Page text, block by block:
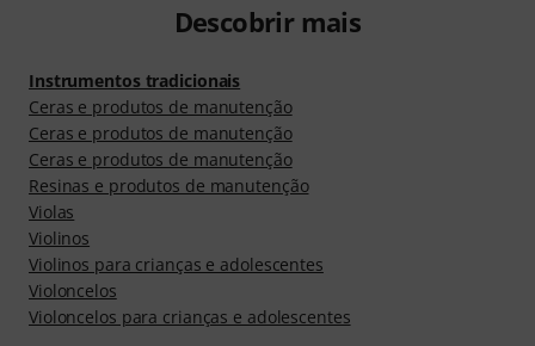
Descobrir mais
Instrumentos tradicionais
Ceras e produtos de manutenção
Ceras e produtos de manutenção
Ceras e produtos de manutenção
Resinas e produtos de manutenção
Violas
Violinos
Violinos para crianças e adolescentes
Violoncelos
Violoncelos para crianças e adolescentes